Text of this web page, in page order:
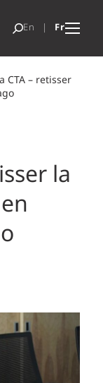
CTA – retisser
la